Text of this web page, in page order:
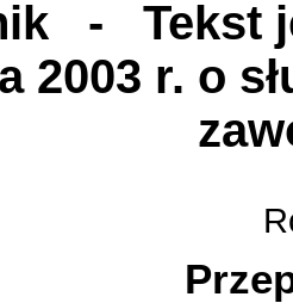
- Tekst
2003 r. o